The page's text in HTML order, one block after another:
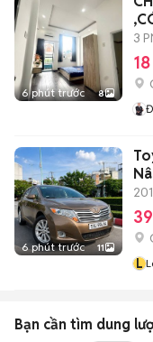
6 phút trước 8
BT.
3
6 phút trước 11
L
Bạn cần tìm dung